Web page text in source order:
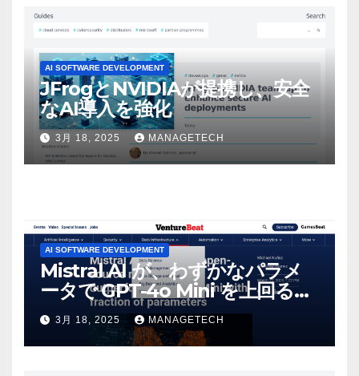
AI SOFTWARE DEVELOPMENT
JFrogとNVIDIAが提携し、安全
なAI導入を強化
3月 18, 2025 MANAGETECH
AI SOFTWARE DEVELOPMENT
Mistral AI が、わずかなパラメ
ータで GPT-4o Mini を上回る新
しいオープンソース モデルをリ
リース | VentureBeat
3月 18, 2025 MANAGETECH